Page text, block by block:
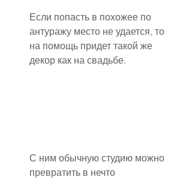
Если попасть в похожее по
антуражу место не удается, то
на помощь придет такой же
декор как на свадьбе.
С ним обычную студию можно
превратить в нечто